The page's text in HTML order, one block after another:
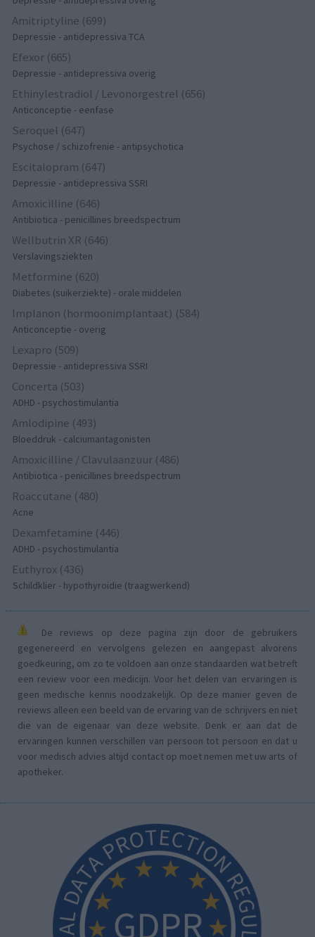
Amitriptyline (699)
Depressie - antidepressiva TCA
Efexor (665)
Depressie - antidepressiva overig
Ethinylestradiol / Levonorgestrel (656)
Anticonceptie - eenfase
Seroquel (647)
Psychose / schizofrenie - antipsychotica
Escitalopram (647)
Depressie - antidepressiva SSRI
Amoxicilline (646)
Antibiotica - penicillines breedspectrum
Wellbutrin XR (646)
Verslavingsziekten
Metformine (620)
Diabetes (suikerziekte) - orale middelen
Implanon (hormoonimplantaat) (584)
Anticonceptie - overig
Lexapro (509)
Depressie - antidepressiva SSRI
Concerta (503)
ADHD - psychostimulantia
Amlodipine (493)
Bloeddruk - calciumantagonisten
Amoxicilline / Clavulaanzuur (486)
Antibiotica - penicillines breedspectrum
Roaccutane (480)
Acne
Dexamfetamine (446)
ADHD - psychostimulantia
Euthyrox (436)
Schildklier - hypothyroidie (traagwerkend)
De reviews op deze pagina zijn door de gebruikers
gegenereerd en vervolgens gelezen en aangepast alvorens
goedkeuring, om zo te voldoen aan onze standaarden wat betreft
een review voor een medicijn. Voor het delen van ervaringen is
geen medische kennis noodzakelijk. Op deze manier geven de
reviews alleen een beeld van de ervaring van de schrijvers en niet
die van de eigenaar van deze website. Denk er aan dat de
ervaringen kunnen verschillen van persoon tot persoon en dat u
voor medisch advies altijd contact op moet nemen met uw arts of
apotheker.